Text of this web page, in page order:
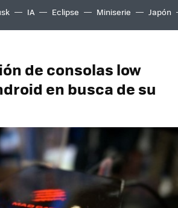
IA Eclipse Miniserie Japón
de consolas low
en busca de su